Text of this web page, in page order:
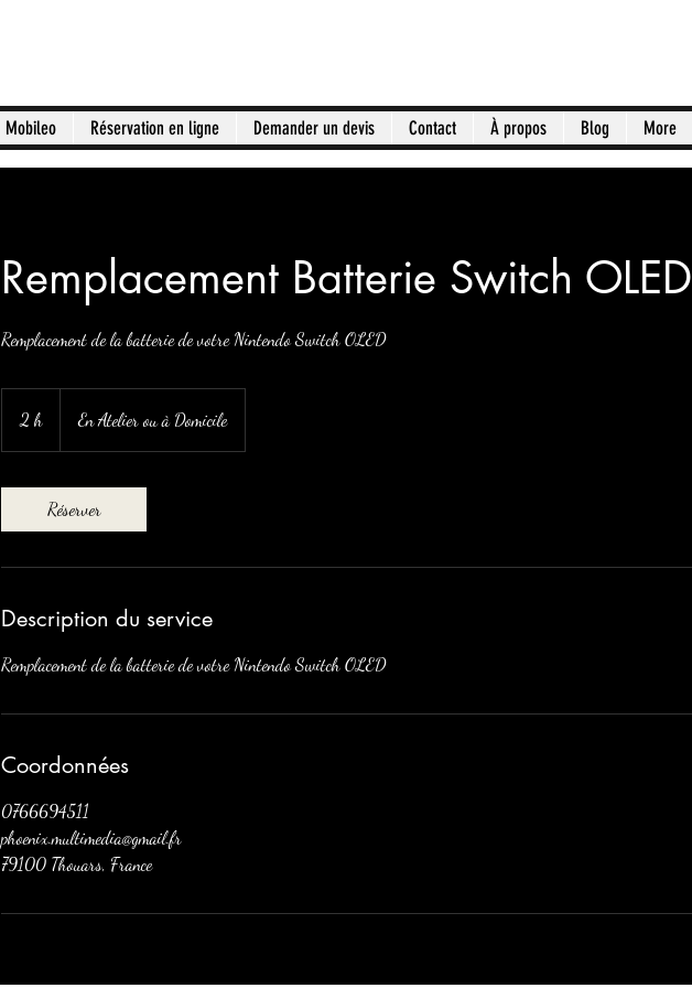
Mobileo Réservation en ligne Demander un devis Contact À propos Blog More
Remplacement Batterie Switch OLED
Remplacement de la batterie de votre Nintendo Switch OLED
2 h En Atelier ou à Domicile
Réserver
Description du service
Remplacement de la batterie de votre Nintendo Switch OLED
Coordonnées
0766694511
phoenix.multimedia@gmail.fr
79100 Thouars, France